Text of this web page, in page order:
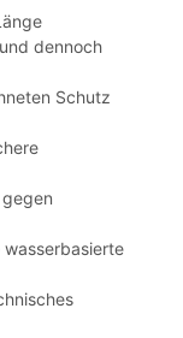
dennoch
Schutz